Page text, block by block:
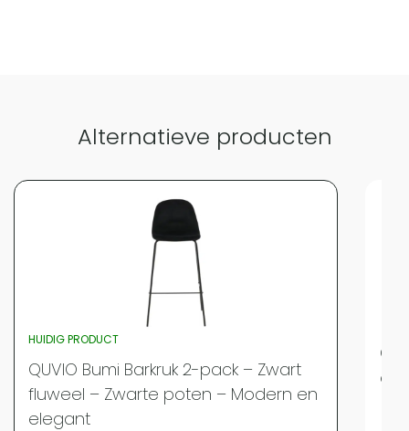
Alternatieve producten
HUIDIG PRODUCT
QUVIO Bumi Barkruk 2-pack – Zwart
fluweel – Zwarte poten – Modern en
elegant
en